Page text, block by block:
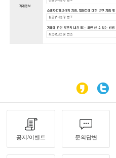
공지/이벤트 문의답변